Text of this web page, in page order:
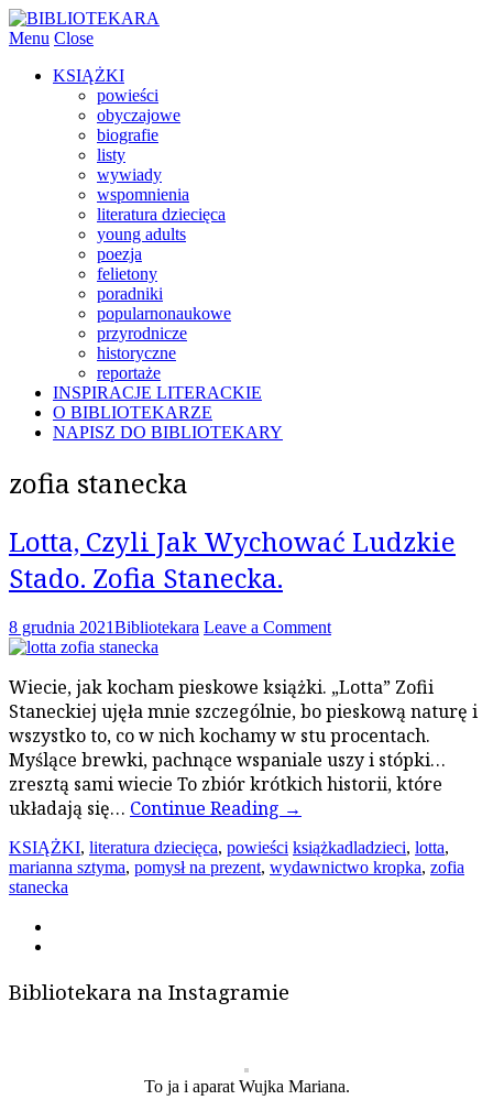
Menu Close
KSIĄŻKI
powieści
obyczajowe
biografie
listy
wywiady
wspomnienia
literatura dziecięca
young adults
poezja
felietony
poradniki
popularnonaukowe
przyrodnicze
historyczne
reportaże
INSPIRACJE LITERACKIE
O BIBLIOTEKARZE
NAPISZ DO BIBLIOTEKARY
zofia stanecka
Lotta, Czyli Jak Wychować Ludzkie
Stado. Zofia Stanecka.
8 grudnia 2021Bibliotekara Leave a Comment
Wiecie, jak kocham pieskowe książki. „Lotta” Zofii
Staneckiej ujęła mnie szczególnie, bo pieskową naturę i
wszystko to, co w nich kochamy w stu procentach.
Myślące brewki, pachnące wspaniale uszy i stópki…
zresztą sami wiecie To zbiór krótkich historii, które
układają się… Continue Reading →
KSIĄŻKI, literatura dziecięca, powieści książkadladzieci, lotta,
marianna sztyma, pomysł na prezent, wydawnictwo kropka, zofia
stanecka
Bibliotekara na Instagramie
To ja i aparat Wujka Mariana.